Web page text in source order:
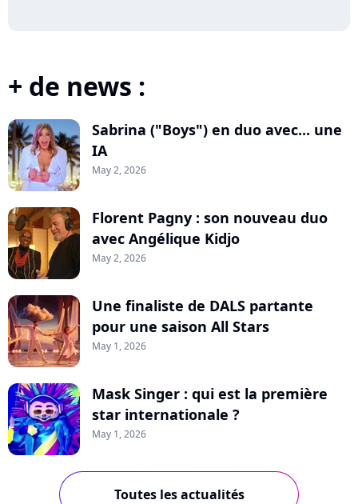
+ de news :
Sabrina ("Boys") en duo avec... une
IA
May 2, 2026
Florent Pagny : son nouveau duo
avec Angélique Kidjo
May 2, 2026
Une finaliste de DALS partante
pour une saison All Stars
May 1, 2026
Mask Singer : qui est la première
star internationale ?
May 1, 2026
Toutes les actualités